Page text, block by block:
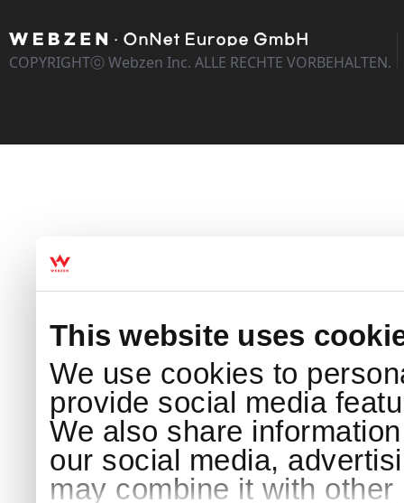
This website uses
We use cookies to
provide social media
We also share
our social media,
may combine it with
COPYRIGHTⓒ Webzen Inc. ALLE RECHTE VORBEHALTEN.